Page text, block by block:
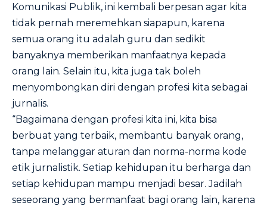
Komunikasi Publik, ini kembali berpesan agar kita
tidak pernah meremehkan siapapun, karena
semua orang itu adalah guru dan sedikit
banyaknya memberikan manfaatnya kepada
orang lain. Selain itu, kita juga tak boleh
menyombongkan diri dengan profesi kita sebagai
jurnalis.
“Bagaimana dengan profesi kita ini, kita bisa
berbuat yang terbaik, membantu banyak orang,
tanpa melanggar aturan dan norma-norma kode
etik jurnalistik. Setiap kehidupan itu berharga dan
setiap kehidupan mampu menjadi besar. Jadilah
seseorang yang bermanfaat bagi orang lain, karena